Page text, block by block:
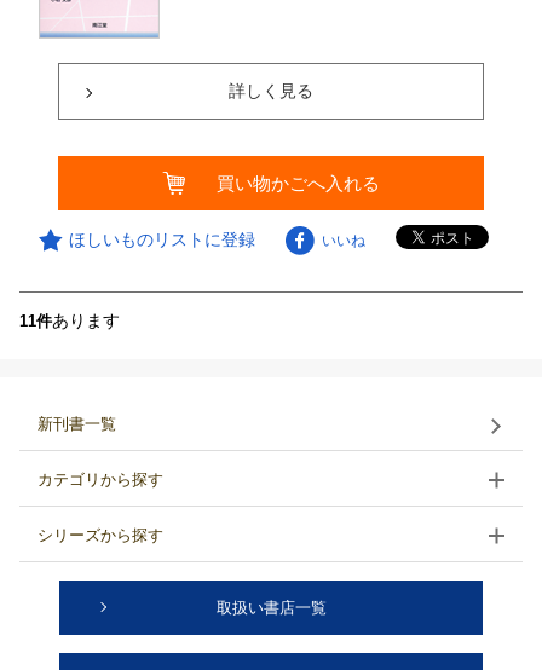
詳しく見る
買い物かごへ入れる
ほしいものリストに登録 いいね
11件あります
新刊書一覧
カテゴリから探す
シリーズから探す
取扱い書店一覧